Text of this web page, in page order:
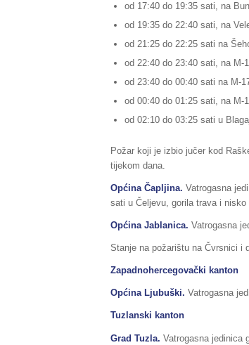
od 17:40 do 19:35 sati, na
od 19:35 do 22:40 sati, na
od 21:25 do 22:25 sati na
od 22:40 do 23:40 sati, na M-
od 23:40 do 00:40 sati na M-
od 00:40 do 01:25 sati, na M-
od 02:10 do 03:25 sati u
Požar koji je izbio jučer kod
tijekom dana.
Općina Čapljina. Vatrogasna
sati u Čeljevu, gorila trava i nisko
Općina Jablanica. Vatrogasna
Stanje na požarištu na Čvrsnici i
Zapadnohercegovački kanton
Općina Ljubuški. Vatrogasna
Tuzlanski kanton
Grad Tuzla. Vatrogasna jedinica